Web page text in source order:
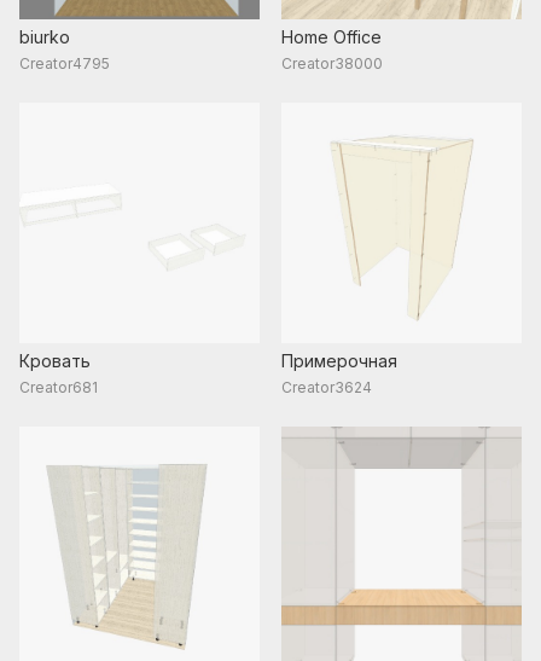
biurko
Creator4795
Home Office
Creator38000
Кровать
Creator681
Примерочная
Creator3624